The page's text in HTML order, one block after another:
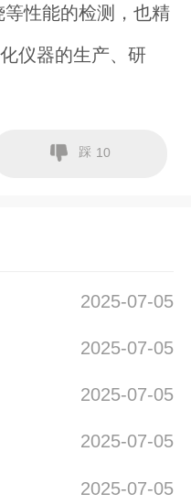
性能的检测，也精
仪器的生产、研
踩 10
2025-07-05
2025-07-05
2025-07-05
2025-07-05
2025-07-05